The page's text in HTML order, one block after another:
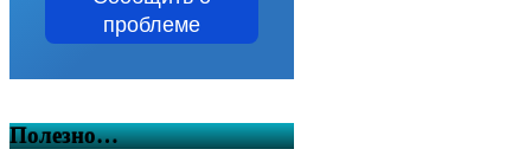
проблеме
Полезно…